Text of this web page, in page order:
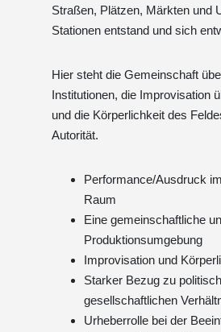
Straßen, Plätzen, Märkten und
Stationen entstand und sich
Hier steht die Gemeinschaft
Institutionen, die Improvisation
und die Körperlichkeit des
Autorität.
Performance/Ausdruck
Raum
Eine gemeinschaftliche
Produktionsumgebung
Improvisation und
Starker Bezug zu
gesellschaftlichen
Urheberrolle bei der